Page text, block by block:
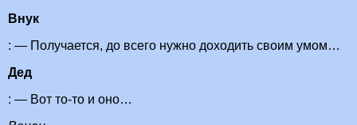
Внук
: — Получается, до всего нужно доходить своим умом…
Дед
: — Вот то-то и оно…